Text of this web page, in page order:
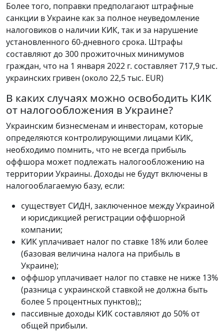
Более того, поправки предполагают штрафные
санкции в Украине как за полное неуведомление
налоговиков о наличии КИК, так и за нарушение
установленного 60-дневного срока. Штрафы
составляют до 300 прожиточных минимумов
граждан, что на 1 января 2022 г. составляет 717,9 тыс.
украинских гривен (около 22,5 тыс. EUR)
В каких случаях можно освободить КИК
от налогообложения в Украине?
Украинским бизнесменам и инвесторам, которые
определяются контролирующими лицами КИК,
необходимо помнить, что не всегда прибыль
оффшора может подлежать налогообложению на
территории Украины. Доходы не будут включены в
налогооблагаемую базу, если:
существует СИДН, заключенное между Украиной
и юрисдикцией регистрации оффшорной
компании;
КИК уплачивает налог по ставке 18% или более
(базовая величина налога на прибыль в
Украине);
оффшор уплачивает налог по ставке не ниже 13%
(разница с украинской ставкой не должна быть
более 5 процентных пунктов);;
пассивные доходы КИК составляют до 50% от
общей прибыли.